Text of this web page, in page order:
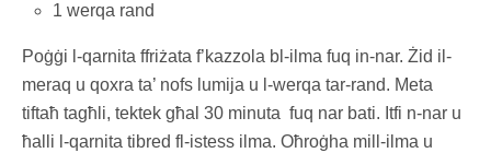
1 werqa rand
Poġġi l-qarnita ffriżata f’kazzola bl-ilma fuq in-nar. Żid il-
meraq u qoxra ta’ nofs lumija u l-werqa tar-rand. Meta
tiftaħ tagħli, tektek għal 30 minuta fuq nar bati. Itfi n-nar u
ħalli l-qarnita tibred fl-istess ilma. Oħroġha mill-ilma u